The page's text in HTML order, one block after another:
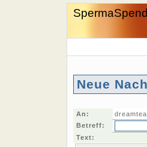
Neue
An:
Betreff:
Text: